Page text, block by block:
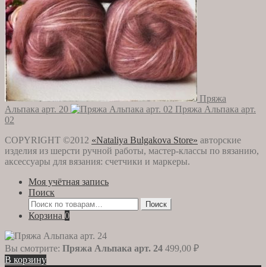
Пряжа
Альпака арт. 20
Пряжа Альпака арт.
02
COPYRIGHT ©2012 «Nataliya Bulgakova Store» авторские
изделия из шерсти ручной работы, мастер-классы по вязанию,
аксессуары для вязания: счетчики и маркеры.
Моя учётная запись
Поиск
Искать:
Поиск
Корзина 0
Вы смотрите: Пряжа Альпака арт. 24 499,00 ₽
В корзину